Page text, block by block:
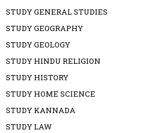
STUDY GENERAL STUDIES
STUDY GEOGRAPHY
STUDY GEOLOGY
STUDY HINDU RELIGION
STUDY HISTORY
STUDY HOME SCIENCE
STUDY KANNADA
STUDY LAW